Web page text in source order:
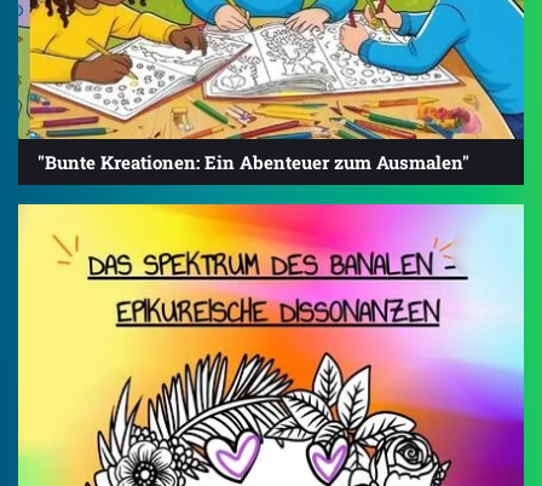
"Bunte Kreationen: Ein Abenteuer zum Ausmalen"